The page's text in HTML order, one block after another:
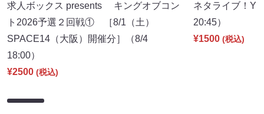
求人ボックス presents キングオブコン
ト2026予選２回戦① ［8/1（土）
SPACE14（大阪）開催分］（8/4
18:00）
¥2500 (税込)
ネタライブ！
20:45）
¥1500 (税込)